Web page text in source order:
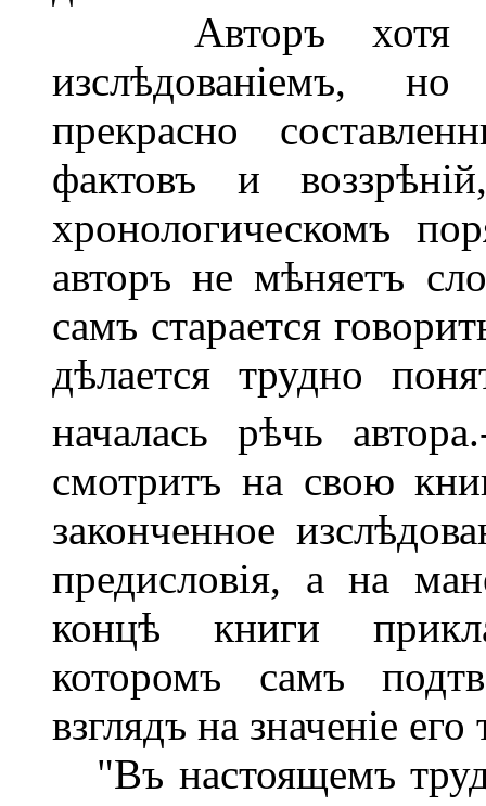
Авторъ хотя и
изслѣдованіемъ,
прекрасно
фактовъ и
хронологическомъ
авторъ не мѣняетъ
самъ старается
дѣлается трудно
началась рѣчь
смотритъ на свою
законченное
предисловія, а на
концѣ книги
которомъ самъ
взглядъ на значеніе его
"Въ настоящемъ